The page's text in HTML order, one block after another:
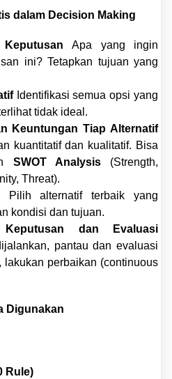
dalam Decision Making
KeputusanApa yang ingin
ini? Tetapkan tujuan yang
Identifikasi semua opsi yang
tidak ideal.
Keuntungan Tiap Alternatif
kuantitatif dan kualitatif. Bisa
SWOT Analysis(Strength,
Threat).
Pilih alternatif terbaik yang
kondisi dan tujuan.
Keputusan dan Evaluasi
pantau dan evaluasi
lakukan perbaikan (continuous
Digunakan
Rule)